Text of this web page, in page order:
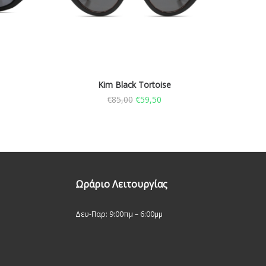
Kim Black Tortoise
€85,00 €59,50
Ωράριο Λειτουργίας
Δευ-Παρ: 9:00πμ – 6:00μμ